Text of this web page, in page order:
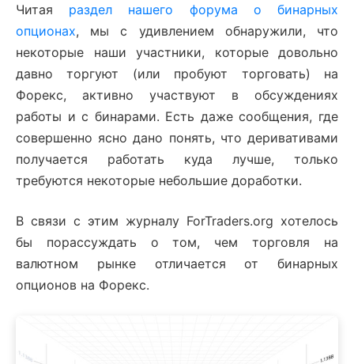
Читая раздел нашего форума о бинарных
опционах, мы с удивлением обнаружили, что
некоторые наши участники, которые довольно
давно торгуют (или пробуют торговать) на
Форекс, активно участвуют в обсуждениях
работы и с бинарами. Есть даже сообщения, где
совершенно ясно дано понять, что деривативами
получается работать куда лучше, только
требуются некоторые небольшие доработки.
В связи с этим журналу ForTraders.org хотелось
бы порассуждать о том, чем торговля на
валютном рынке отличается от бинарных
опционов на Форекс.